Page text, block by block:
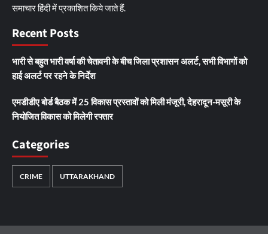
समाचार हिंदी में प्रकाशित किये जाते हैं.
Recent Posts
भारी से बहुत भारी वर्षा की चेतावनी के बीच जिला प्रशासन अलर्ट, सभी विभागों को
हाई अलर्ट पर रहने के निर्देश
एमडीडीए बोर्ड बैठक में 25 विकास प्रस्तावों को मिली मंजूरी, देहरादून-मसूरी के
नियोजित विकास को मिलेगी रफ्तार
Categories
CRIME UTTARAKHAND